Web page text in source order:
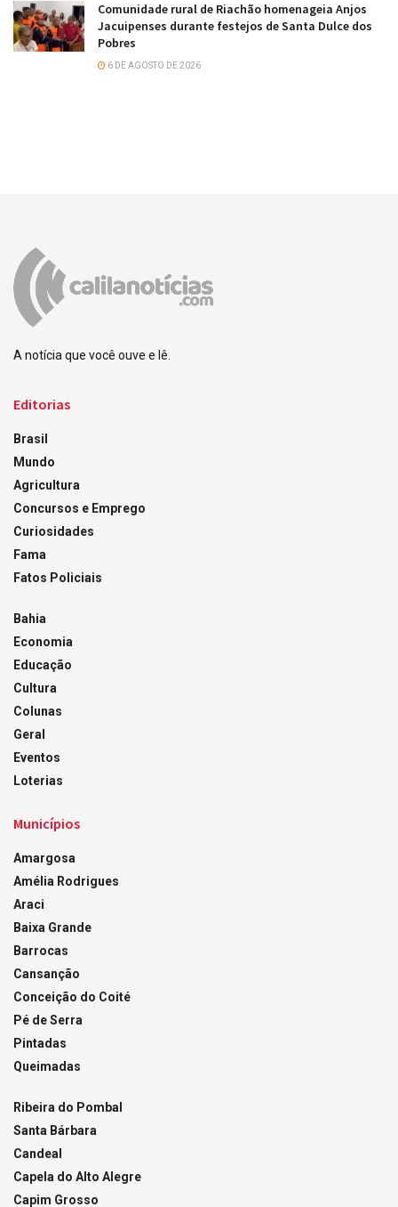
Comunidade rural de Riachão homenageia Anjos
Jacuipenses durante festejos de Santa Dulce dos
Pobres
6 DE AGOSTO DE 2026
A notícia que você ouve e lê.
Editorias
Brasil
Mundo
Agricultura
Concursos e Emprego
Curiosidades
Fama
Fatos Policiais
Bahia
Economia
Educação
Cultura
Colunas
Geral
Eventos
Loterias
Municípios
Amargosa
Amélia Rodrigues
Araci
Baixa Grande
Barrocas
Cansanção
Conceição do Coité
Pé de Serra
Pintadas
Queimadas
Ribeira do Pombal
Santa Bárbara
Candeal
Capela do Alto Alegre
Capim Grosso